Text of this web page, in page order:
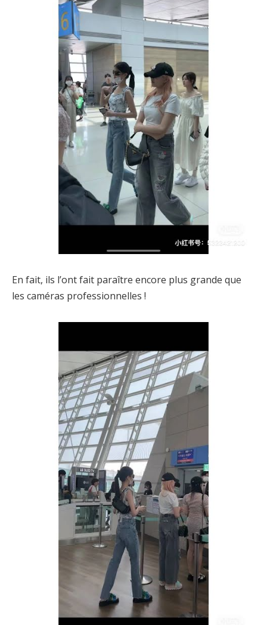
En fait, ils l’ont fait paraître encore plus grande que
les caméras professionnelles !